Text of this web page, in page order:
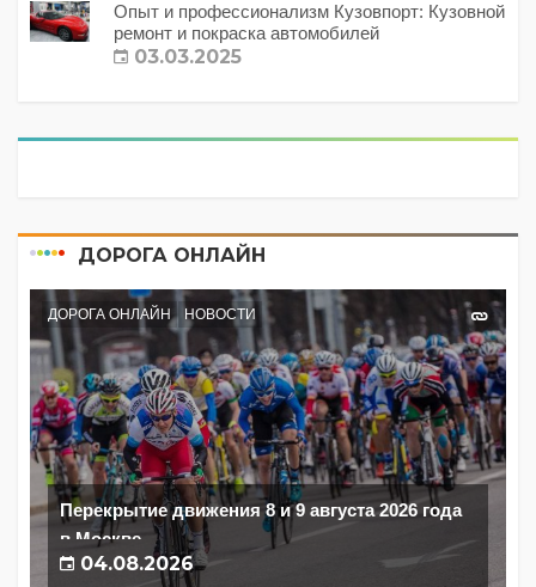
Опыт и профессионализм Кузовпорт: Кузовной
ремонт и покраска автомобилей
03.03.2025
ДОРОГА ОНЛАЙН
ДОРОГА ОНЛАЙН НОВОСТИ
Перекрытие движения 8 и 9 августа 2026 года
в Москве
04.08.2026